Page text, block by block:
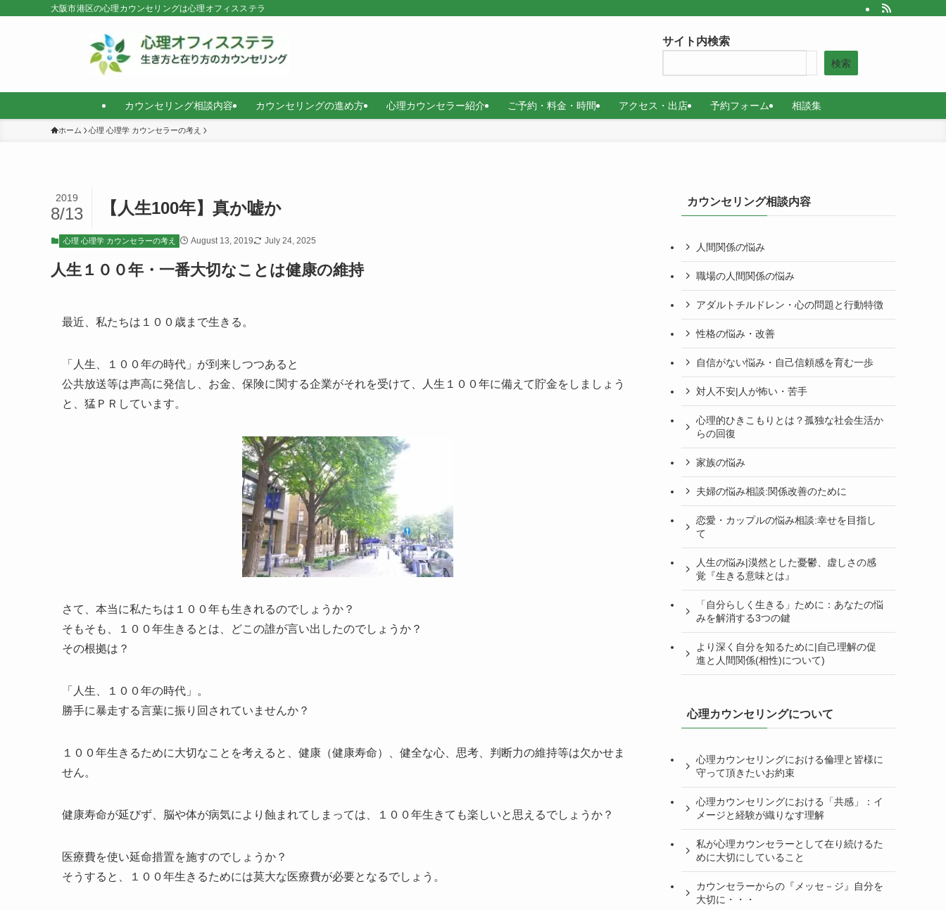
大阪市港区の心理カウンセリングは心理オフィスステラ
カウンセリング相談内容 カウンセリングの進め方 心理カウンセラー紹介 ご予約・料金・時間 アクセス・出店 予約フォーム 相談集
サイト内検索
検索
ホーム 心理 心理学 カウンセラーの考え
【人生100年】真か嘘か
2019
8/13
心理 心理学 カウンセラーの考え August 13, 2019 July 24, 2025
人生１００年・一番大切なことは健康の維持
最近、私たちは１００歳まで生きる。
「人生、１００年の時代」が到来しつつあると
公共放送等は声高に発信し、お金、保険に関する企業がそれを受けて、人生１００年に備えて貯金をしましょう
と、猛ＰＲしています。
さて、本当に私たちは１００年も生きれるのでしょうか？
そもそも、１００年生きるとは、どこの誰が言い出したのでしょうか？
その根拠は？
「人生、１００年の時代」。
勝手に暴走する言葉に振り回されていませんか？
１００年生きるために大切なことを考えると、健康（健康寿命）、健全な心、思考、判断力の維持等は欠かせま
せん。
健康寿命が延びず、脳や体が病気により蝕まれてしまっては、１００年生きても楽しいと思えるでしょうか？
医療費を使い延命措置を施すのでしょうか？
そうすると、１００年生きるためには莫大な医療費が必要となるでしょう。
カウンセリング相談内容
人間関係の悩み
職場の人間関係の悩み
アダルトチルドレン・心の問題と行動特徴
性格の悩み・改善
自信がない悩み・自己信頼感を育む一歩
対人不安|人が怖い・苦手
心理的ひきこもりとは？孤独な社会生活か
らの回復
家族の悩み
夫婦の悩み相談:関係改善のために
恋愛・カップルの悩み相談:幸せを目指し
て
人生の悩み|漠然とした憂鬱、虚しさの感
覚『生きる意味とは』
「自分らしく生きる」ために：あなたの悩
みを解消する3つの鍵
より深く自分を知るために|自己理解の促
進と人間関係(相性)について)
心理カウンセリングについて
心理カウンセリングにおける倫理と皆様に
守って頂きたいお約束
心理カウンセリングにおける「共感」：イ
メージと経験が織りなす理解
私が心理カウンセラーとして在り続けるた
めに大切にしていること
カウンセラーからの『メッセ－ジ』自分を
大切に・・・